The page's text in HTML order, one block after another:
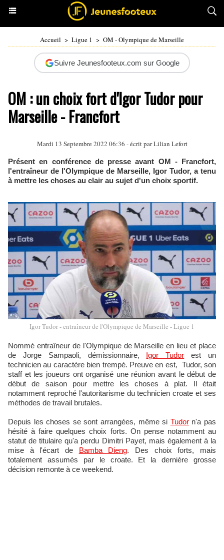
Accueil > Ligue 1 > OM - Olympique de Marseille
Suivre Jeunesfooteux.com sur Google
OM : un choix fort d'Igor Tudor pour
Marseille - Francfort
Mardi 13 Septembre 2022 06:36 - écrit parLilian Lefort
Présent en conférence de presse avant OM - Francfort,
l'entraîneur de l'Olympique de Marseille, Igor Tudor, a tenu
à mettre les choses au clair au sujet d'un choix sportif.
Igor Tudor - entraîneur de l'Olympique de Marseille - Ligue 1
Nommé entraîneur de l'Olympique de Marseille en lieu et place
de Jorge Sampaoli, démissionnaire, Igor Tudor est un
technicien au caractère bien trempé. Preuve en est, Tudor, son
staff et les joueurs ont organisé une réunion avant le début de
début de saison pour mettre les choses à plat. Il était
notamment reproché l'autoritarisme du technicien croate et ses
méthodes de travail brutales.
Depuis les choses se sont arrangées, même si Tudorn'a pas
hésité à faire quelques choix forts. On pense notamment au
statut de titulaire qu'a perdu Dimitri Payet, mais également à la
mise à l'écart de Bamba Dieng. Des choix forts, mais
totalement assumés par le croate. Et la dernière grosse
décision remonte à ce weekend.